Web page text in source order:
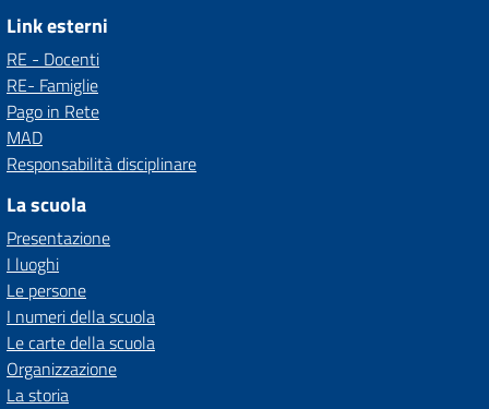
Link esterni
RE - Docenti
RE- Famiglie
Pago in Rete
MAD
Responsabilità disciplinare
La scuola
Presentazione
I luoghi
Le persone
I numeri della scuola
Le carte della scuola
Organizzazione
La storia